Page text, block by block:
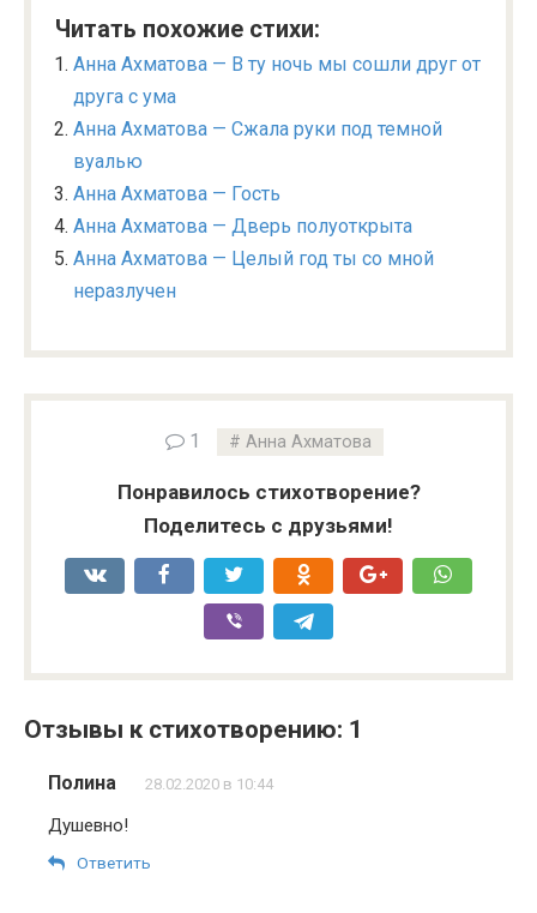
Читать похожие стихи:
Анна Ахматова — В ту ночь мы сошли друг от
друга с ума
Анна Ахматова — Сжала руки под темной
вуалью
Анна Ахматова — Гость
Анна Ахматова — Дверь полуоткрыта
Анна Ахматова — Целый год ты со мной
неразлучен
1 Анна Ахматова
Понравилось стихотворение?
Поделитесь с друзьями!
Отзывы к стихотворению: 1
Полина 28.02.2020 в 10:44
Душевно!
Ответить